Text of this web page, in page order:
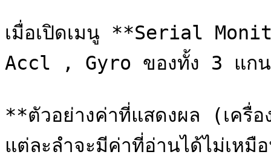
เมื่อเปิดเมนู **Serial
Accl , Gyro ของทั้ง 3 แก
**ตัวอย่างค่าที่แสดงผล (เครื่
แต่ละลำจะมีค่าที่อ่านได้ไม่เห